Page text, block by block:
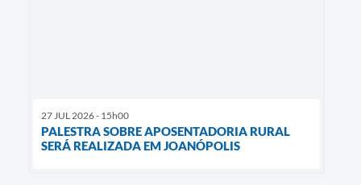
27 JUL 2026 - 15h00
PALESTRA SOBRE APOSENTADORIA RURAL
SERÁ REALIZADA EM JOANÓPOLIS